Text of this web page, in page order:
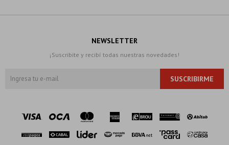
NEWSLETTER
¡Suscribite y recibí todas nuestras novedades!
SUSCRIBIRME